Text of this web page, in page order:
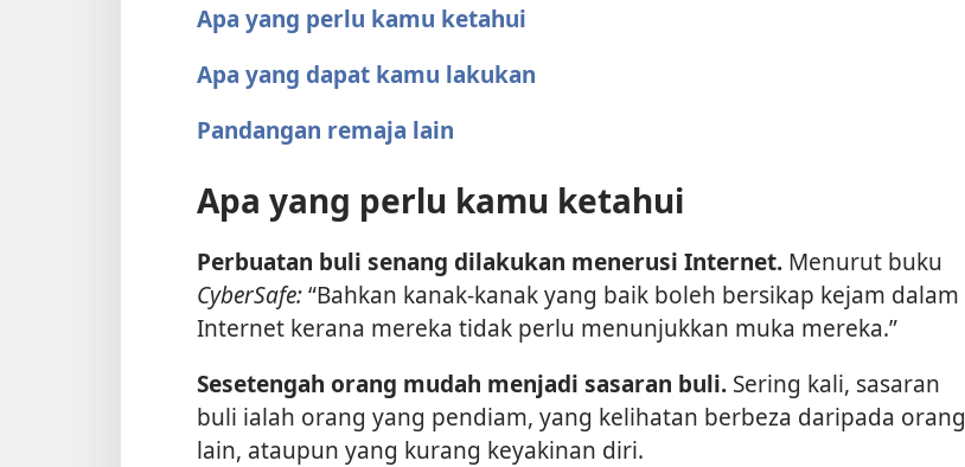
Apa yang perlu kamu ketahui
Apa yang dapat kamu lakukan
Pandangan remaja lain
Apa yang perlu kamu ketahui
Perbuatan buli senang dilakukan menerusi Internet. Menurut buku
CyberSafe:“Bahkan kanak-kanak yang baik boleh bersikap kejam dalam
Internet kerana mereka tidak perlu menunjukkan muka mereka.”
Sesetengah orang mudah menjadi sasaran buli. Sering kali, sasaran
buli ialah orang yang pendiam, yang kelihatan berbeza daripada orang
lain, ataupun yang kurang keyakinan diri.